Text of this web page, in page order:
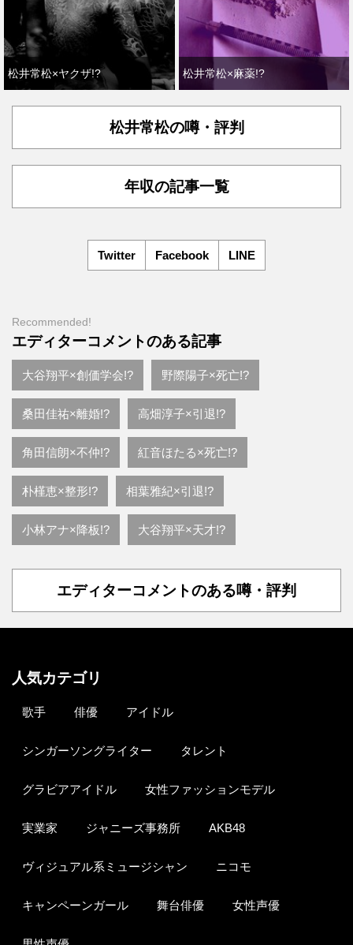
松井常松×ヤクザ!? 松井常松×麻薬!?
松井常松の噂・評判
年収の記事一覧
Twitter Facebook LINE
Recommended!
エディターコメントのある記事
大谷翔平×創価学会!? 野際陽子×死亡!?
桑田佳祐×離婚!? 高畑淳子×引退!?
角田信朗×不仲!? 紅音ほたる×死亡!?
朴槿恵×整形!? 相葉雅紀×引退!?
小林アナ×降板!? 大谷翔平×天才!?
エディターコメントのある噂・評判
人気カテゴリ
歌手 俳優 アイドル
シンガーソングライター タレント
グラビアアイドル 女性ファッションモデル
実業家 ジャニーズ事務所 AKB48
ヴィジュアル系ミュージシャン ニコモ
キャンペーンガール 舞台俳優 女性声優